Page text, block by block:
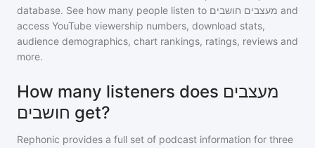
database. See how many people listen to מעצבים חושבים and
access YouTube viewership numbers, download stats,
audience demographics, chart rankings, ratings, reviews and
more.
How many listeners does מעצבים
חושבים get?
Rephonic provides a full set of podcast information for three